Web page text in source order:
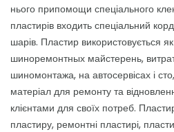
нього припомощи спеціального
пластирів входить спеціальний корд
шарів. Пластир використовується
шиноремонтных майстерень,
шиномонтажа, на автосервісах і
матеріал для ремонту та
клієнтами для своїх потреб.
пластиру, ремонтні пластирі,